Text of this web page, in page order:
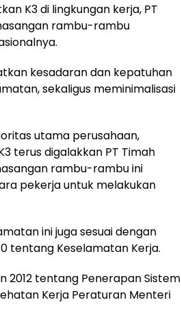
K3 di lingkungan kerja, PT
rambu-rambu
kesadaran dan kepatuhan
sekaligus meminimalisasi
utama perusahaan,
terus digalakkan PT Timah
rambu-rambu ini
pekerja untuk melakukan
ini juga sesuai dengan
tentang Keselamatan Kerja.
2012 tentang Penerapan Sistem
Kerja Peraturan Menteri